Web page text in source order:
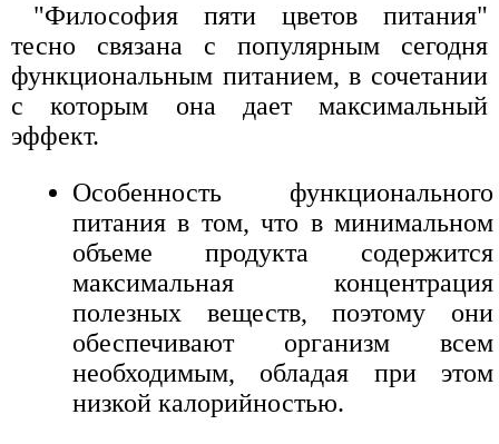
"Философия пяти цветов питания"
тесно связана с популярным сегодня
функциональным питанием, в сочетании
с которым она дает максимальный
эффект.
Особенность функционального
питания в том, что в минимальном
объеме продукта содержится
максимальная концентрация
полезных веществ, поэтому они
обеспечивают организм всем
необходимым, обладая при этом
низкой калорийностью.